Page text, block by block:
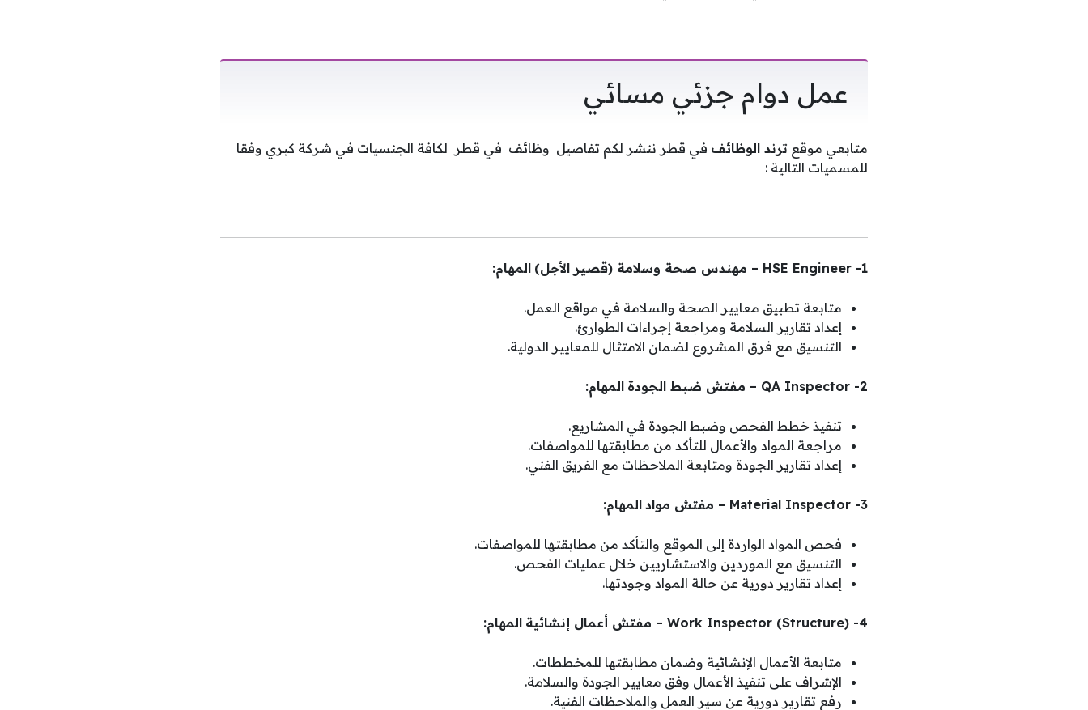
عمل دوام جزئي مسائي
متابعي موقع ترند الوظائف في قطر ننشر لكم تفاصيل وظائف في قطر لكافة الجنسيات في شركة كبري وفقا
للمسميات التالية :
1- HSE Engineer – مهندس صحة وسلامة (قصير الأجل) المهام:
متابعة تطبيق معايير الصحة والسلامة في مواقع العمل.
إعداد تقارير السلامة ومراجعة إجراءات الطوارئ.
التنسيق مع فرق المشروع لضمان الامتثال للمعايير الدولية.
2- QA Inspector – مفتش ضبط الجودة المهام:
تنفيذ خطط الفحص وضبط الجودة في المشاريع.
مراجعة المواد والأعمال للتأكد من مطابقتها للمواصفات.
إعداد تقارير الجودة ومتابعة الملاحظات مع الفريق الفني.
3- Material Inspector – مفتش مواد المهام:
فحص المواد الواردة إلى الموقع والتأكد من مطابقتها للمواصفات.
التنسيق مع الموردين والاستشاريين خلال عمليات الفحص.
إعداد تقارير دورية عن حالة المواد وجودتها.
4- Work Inspector (Structure) – مفتش أعمال إنشائية المهام:
متابعة الأعمال الإنشائية وضمان مطابقتها للمخططات.
الإشراف على تنفيذ الأعمال وفق معايير الجودة والسلامة.
رفع تقارير دورية عن سير العمل والملاحظات الفنية.